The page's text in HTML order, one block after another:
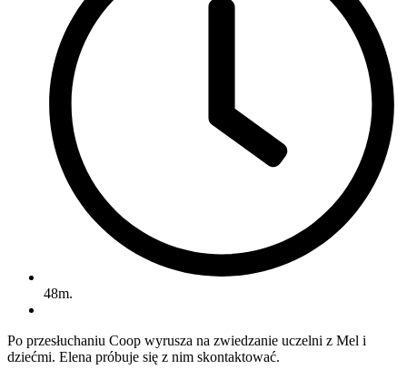
48m.
Po przesłuchaniu Coop wyrusza na zwiedzanie uczelni z Mel i
dziećmi. Elena próbuje się z nim skontaktować.